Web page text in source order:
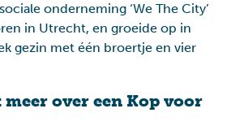
onderneming ‘We The City’
in Utrecht, en groeide op in
gezin met één broertje en vier
meer over een Kop voor